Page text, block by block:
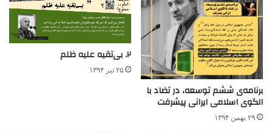
برنامه‌ی ششم توسعه، در تضاد با
الگوی اسلامی ایرانی پیشرفت
۲۹ بهمن ۱۳۹۴
۲. بی‌تقیه علیه ظلم
۲۵ تیر ۱۳۹۴